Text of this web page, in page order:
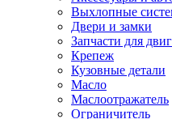
Выхлопные
Двери и замки
Запчасти для
Крепеж
Кузовные детали
Масло
Маслоотражатель
Ограничитель